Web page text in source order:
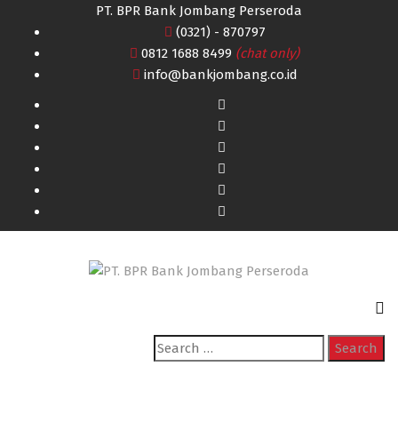
PT. BPR Bank Jombang Perseroda
(0321) - 870797
0812 1688 8499 (chat only)
info@bankjombang.co.id
Search
for: